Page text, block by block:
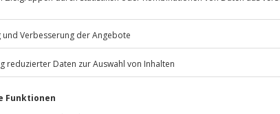
Erwachsenen
Mühldorfstraße 8
81671
außer an bundesweiten